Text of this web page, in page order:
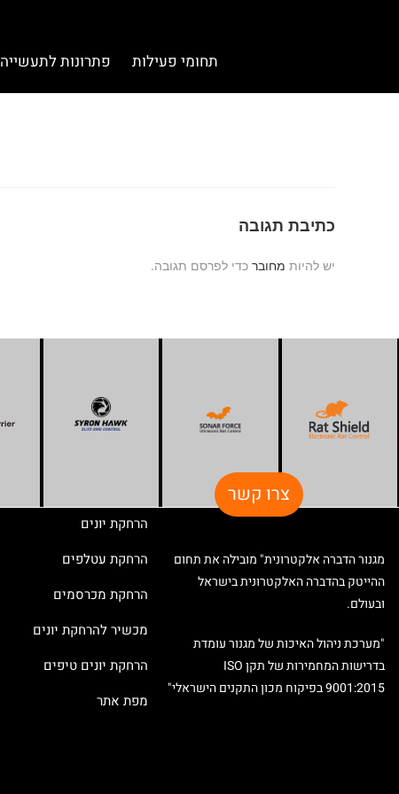
תחומי פעילות פתרונות לתעשייה
כתיבת תגובה
יש להיות מחובר כדי לפרסם תגובה.
צרו קשר
מגנור הדברה אלקטרונית" מובילה את תחום
ההייטק בהדברה האלקטרונית בישראל
ובעולם.
"מערכת ניהול האיכות של מגנור עומדת
בדרישות המחמירות של תקן ISO
9001:2015 בפיקוח מכון התקנים הישראלי"
הרחקת יונים
הרחקת עטלפים
הרחקת מכרסמים
מכשיר להרחקת יונים
הרחקת יונים טיפים
מפת אתר